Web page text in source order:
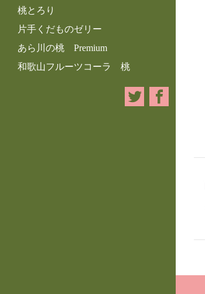
桃とろり
片手くだものゼリー
あら川の桃 Premium
和歌山フルーツコーラ 桃